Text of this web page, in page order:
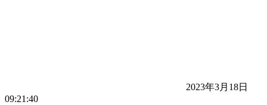
2023年3月18日
09:21:40